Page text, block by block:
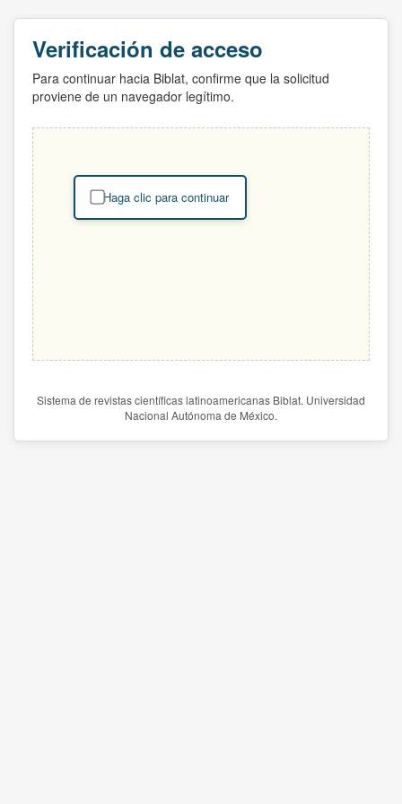
Verificación de acceso
Para continuar hacia Biblat, confirme que la solicitud
proviene de un navegador legítimo.
Haga clic para continuar
Sistema de revistas científicas latinoamericanas Biblat. Universidad
Nacional Autónoma de México.